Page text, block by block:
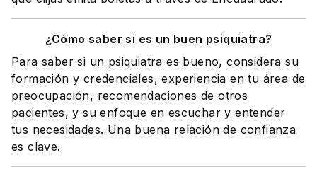
¿Cómo saber si es un buen psiquiatra?
Para saber si un psiquiatra es bueno, considera su
formación y credenciales, experiencia en tu área de
preocupación, recomendaciones de otros
pacientes, y su enfoque en escuchar y entender
tus necesidades. Una buena relación de confianza
es clave.